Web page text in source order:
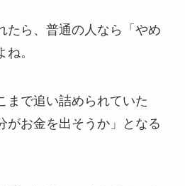
たら、普通の人なら「やめ
。
まで追い詰められていた
がお金を出そうか」となる